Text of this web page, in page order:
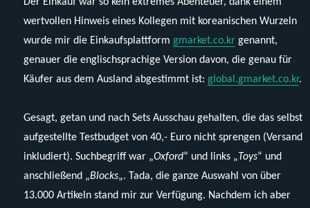
wertvollen Hinweis eines Kollegen mit koreanischen Wurzeln
wurde mir die Einkaufsplattform gmarket.co.kr genannt,
genauer die englischsprachige Version davon, die genau für
Käufer aus dem Ausland abgestimmt ist: global.gmarket.co.kr.
Gesagt, getan und nach Sets Ausschau gehalten, die das selbst
aufgestellte Testbudget von 40,- Euro nicht sprengen (Versand
inkludiert). Suchbegriff war „Oxford“ und links „Toys“ und
anschließend „Blocks„. Tada, die ganze Auswahl von über
13.000 Artikeln stand mir zur Verfügung. Nachdem ich aber